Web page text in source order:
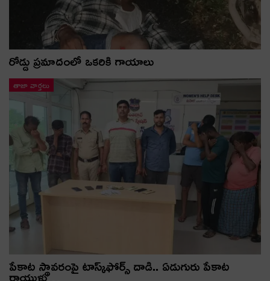
రోడ్డు ప్రమాదంలో ఒకరికి గాయాలు
తాజా వార్తలు
పేకాట స్థావరంపై టాస్క్‌ఫోర్స్ దాడి.. ఏడుగురు పేకాట